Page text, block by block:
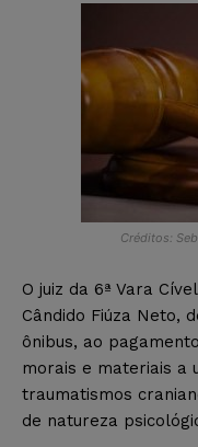
Créditos:
O juiz da 6ª Vara
Cândido Fiúza Neto,
ônibus, ao
morais e materiais a
traumatismos
de natureza